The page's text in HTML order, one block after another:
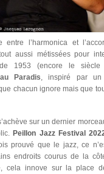
entre l’harmonica et
aussi métissées pour
1953 (encore le
Paradis , inspiré par
chacun ignore mais que
sur un dernier
Peillon Jazz Festival
prouvé que le jazz, ce
endroits courus de la
cela innove sur la place